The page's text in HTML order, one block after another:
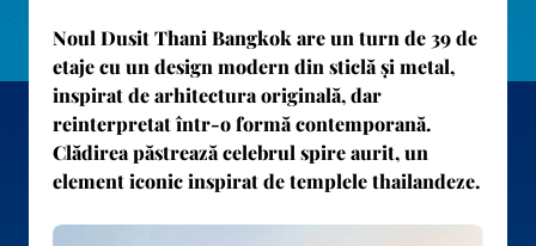
Noul Dusit Thani Bangkok are unturn de 39 de
etajecu un design modern din sticlă și metal,
inspirat de arhitectura originală, dar
reinterpretat într-o formă contemporană.
Clădirea păstrează celebrulspire aurit, un
element iconic inspirat de templele thailandeze.